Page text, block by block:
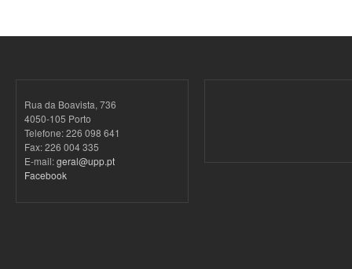
Rua da Boavista, 736
4050-105 Porto
Telefone: 226 098 641
Fax: 226 004 335
E-mail:geral@upp.pt
Facebook